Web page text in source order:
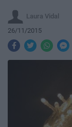
Laura Vidal
26/11/2015